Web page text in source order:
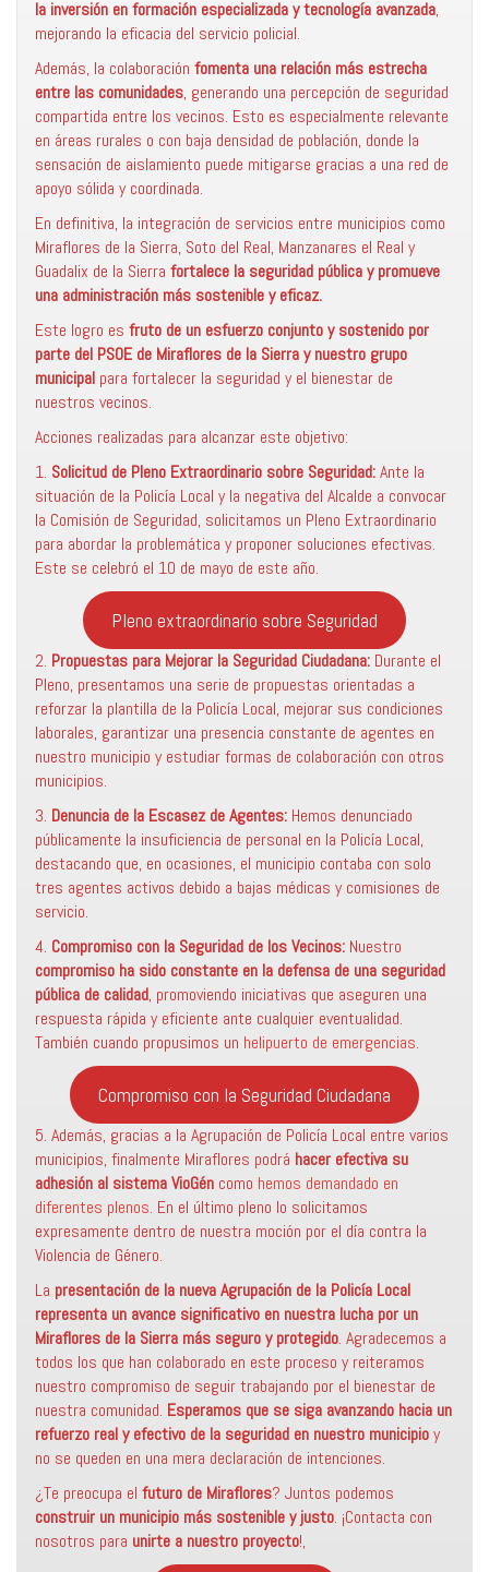
la inversión en formación especializada y tecnología avanzada,
mejorando la eficacia del servicio policial.
Además, la colaboración fomenta una relación más estrecha
entre las comunidades, generando una percepción de seguridad
compartida entre los vecinos. Esto es especialmente relevante
en áreas rurales o con baja densidad de población, donde la
sensación de aislamiento puede mitigarse gracias a una red de
apoyo sólida y coordinada.
En definitiva, la integración de servicios entre municipios como
Miraflores de la Sierra, Soto del Real, Manzanares el Real y
Guadalix de la Sierra fortalece la seguridad pública y promueve
una administración más sostenible y eficaz.
Este logro es fruto de un esfuerzo conjunto y sostenido por
parte del PSOE de Miraflores de la Sierra y nuestro grupo
municipal para fortalecer la seguridad y el bienestar de
nuestros vecinos.
Acciones realizadas para alcanzar este objetivo:
1. Solicitud de Pleno Extraordinario sobre Seguridad:Ante la
situación de la Policía Local y la negativa del Alcalde a convocar
la Comisión de Seguridad, solicitamos un Pleno Extraordinario
para abordar la problemática y proponer soluciones efectivas.
Este se celebró el 10 de mayo de este año.
Pleno extraordinario sobre Seguridad
2. Propuestas para Mejorar la Seguridad Ciudadana: Durante el
Pleno, presentamos una serie de propuestas orientadas a
reforzar la plantilla de la Policía Local, mejorar sus condiciones
laborales, garantizar una presencia constante de agentes en
nuestro municipio y estudiar formas de colaboración con otros
municipios.
3. Denuncia de la Escasez de Agentes: Hemos denunciado
públicamente la insuficiencia de personal en la Policía Local,
destacando que, en ocasiones, el municipio contaba con solo
tres agentes activos debido a bajas médicas y comisiones de
servicio.
4. Compromiso con la Seguridad de los Vecinos: Nuestro
compromiso ha sido constante en la defensa de una seguridad
pública de calidad, promoviendo iniciativas que aseguren una
respuesta rápida y eficiente ante cualquier eventualidad.
También cuando propusimos un helipuerto de emergencias.
Compromiso con la Seguridad Ciudadana
5. Además, gracias a la Agrupación de Policía Local entre varios
municipios, finalmente Miraflores podrá hacer efectiva su
adhesión al sistema VioGén como hemos demandado en
diferentes plenos. En el último pleno lo solicitamos
expresamente dentro de nuestra moción por el día contra la
Violencia de Género.
La presentación de la nueva Agrupación de la Policía Local
representa un avance significativo en nuestra lucha por un
Miraflores de la Sierra más seguro y protegido. Agradecemos a
todos los que han colaborado en este proceso y reiteramos
nuestro compromiso de seguir trabajando por el bienestar de
nuestra comunidad. Esperamos que se siga avanzando hacia un
refuerzo real y efectivo de la seguridad en nuestro municipioy
no se queden en una mera declaración de intenciones.
¿Te preocupa el futuro de Miraflores? Juntos podemos
construir un municipio más sostenibley justo. ¡Contacta con
nosotros para unirte a nuestro proyecto!,